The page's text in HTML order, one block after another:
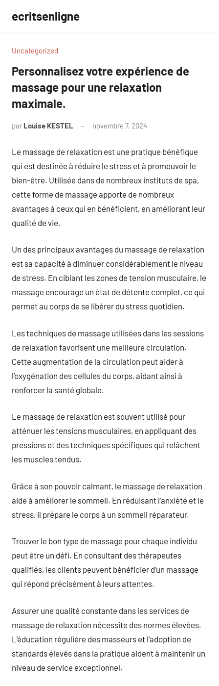
contenu
ecritsenligne
Uncategorized
Personnalisez votre expérience de
massage pour une relaxation
maximale.
par Louise KESTEL novembre 7, 2024
Le massage de relaxation est une pratique bénéfique
qui est destinée à réduire le stress et à promouvoir le
bien-être. Utilisée dans de nombreux instituts de spa,
cette forme de massage apporte de nombreux
avantages à ceux qui en bénéficient, en améliorant leur
qualité de vie.
Un des principaux avantages du massage de relaxation
est sa capacité à diminuer considérablement le niveau
de stress. En ciblant les zones de tension musculaire, le
massage encourage un état de détente complet, ce qui
permet au corps de se libérer du stress quotidien.
Les techniques de massage utilisées dans les sessions
de relaxation favorisent une meilleure circulation.
Cette augmentation de la circulation peut aider à
l’oxygénation des cellules du corps, aidant ainsi à
renforcer la santé globale.
Le massage de relaxation est souvent utilisé pour
atténuer les tensions musculaires, en appliquant des
pressions et des techniques spécifiques qui relâchent
les muscles tendus.
Grâce à son pouvoir calmant, le massage de relaxation
aide à améliorer le sommeil. En réduisant l’anxiété et le
stress, il prépare le corps à un sommeil réparateur.
Trouver le bon type de massage pour chaque individu
peut être un défi. En consultant des thérapeutes
qualifiés, les clients peuvent bénéficier d’un massage
qui répond précisément à leurs attentes.
Assurer une qualité constante dans les services de
massage de relaxation nécessite des normes élevées.
L’éducation régulière des masseurs et l’adoption de
standards élevés dans la pratique aident à maintenir un
niveau de service exceptionnel.